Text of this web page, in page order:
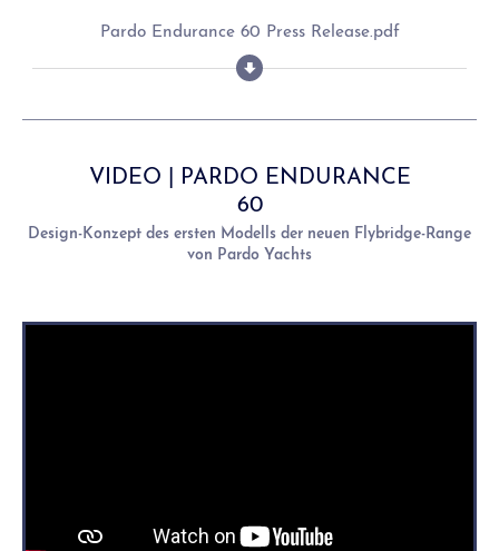
Pardo Endurance 60 Press Release.pdf
VIDEO | PARDO ENDURANCE
60
Design-Konzept des ersten Modells der neuen Flybridge-Range
von Pardo Yachts